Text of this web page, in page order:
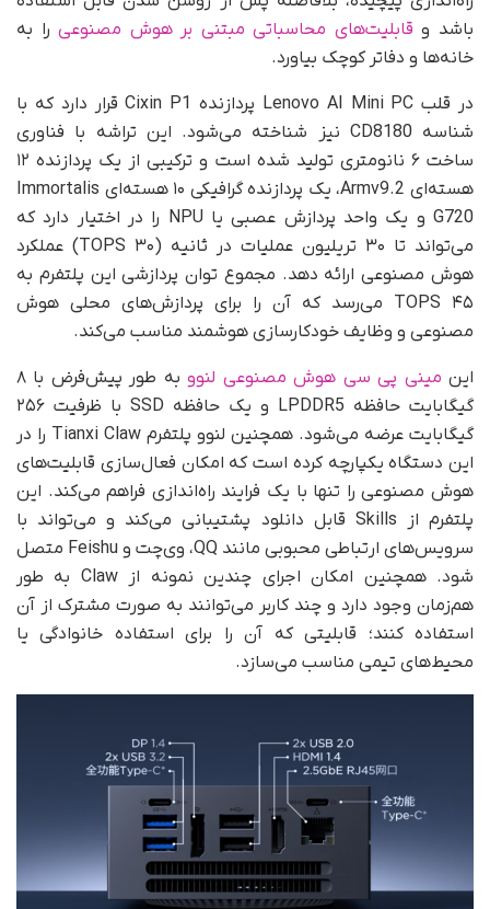
باشد و قابلیت‌های محاسباتی مبتنی بر هوش مصنوعی را به
خانه‌ها و دفاتر کوچک بیاورد.
در قلب Lenovo AI Mini PC پردازنده Cixin P1 قرار دارد که با
شناسه CD8180 نیز شناخته می‌شود. این تراشه با فناوری
ساخت ۶ نانومتری تولید شده است و ترکیبی از یک پردازنده ۱۲
هسته‌ای Armv9.2، یک پردازنده گرافیکی ۱۰ هسته‌ای Immortalis
G720 و یک واحد پردازش عصبی یا NPU را در اختیار دارد که
می‌تواند تا ۳۰ تریلیون عملیات در ثانیه (۳۰ TOPS) عملکرد
هوش مصنوعی ارائه دهد. مجموع توان پردازشی این پلتفرم به
۴۵ TOPS می‌رسد که آن را برای پردازش‌های محلی هوش
مصنوعی و وظایف خودکارسازی هوشمند مناسب می‌کند.
این مینی پی سی هوش مصنوعی لنوو
به‌ طور پیش‌فرض با ۸
گیگابایت حافظه LPDDR5 و یک حافظه SSD با ظرفیت ۲۵۶
گیگابایت عرضه می‌شود. همچنین لنوو پلتفرم Tianxi Claw را در
این دستگاه یکپارچه کرده است که امکان فعال‌سازی قابلیت‌های
هوش مصنوعی را تنها با یک فرایند راه‌اندازی فراهم می‌کند. این
پلتفرم از Skills قابل دانلود پشتیبانی می‌کند و می‌تواند با
سرویس‌های ارتباطی محبوبی مانند QQ، وی‌چت و Feishu متصل
شود. همچنین امکان اجرای چندین نمونه از Claw به طور
هم‌زمان وجود دارد و چند کاربر می‌توانند به صورت مشترک از آن
استفاده کنند؛ قابلیتی که آن را برای استفاده خانوادگی یا
محیط‌های تیمی مناسب می‌سازد.